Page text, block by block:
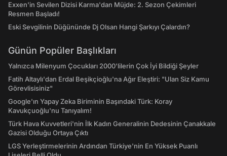
Exxen'in Sevilen Dizisi Karma'dan Müjde: 2. Sezon Çekimleri
Resmen Başladı!
Eski Sevgilinin Düğününde Dj Olsan Hangi Şarkıyı Çalardın?
Günün Popüler Başlıkları
Yalnızca Milenyum Çocukları 2000'lilerin Çok İyi Bildiği Şeyler
Fatih Altaylı'dan Erdal Beşikçioğlu'na Ağır Eleştiri: "Ulan Siz Kamu
Görevlisisiniz"
Google'ın Yapay Zeka Biriminin Başındaki Türk: Koray
Kavukçuoğlu'nu Tanıyalım!
Türk Hava Kuvvetleri'nin İlk Kadın Generalinin Dedesinin Çanakkale
Gazisi Olduğu Ortaya Çıktı
LGS Yerleştirmelerinin Ardından Türkiye'nin En Yüksek Puanlı